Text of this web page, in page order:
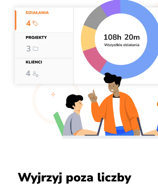
Wyjrzyj poza liczby